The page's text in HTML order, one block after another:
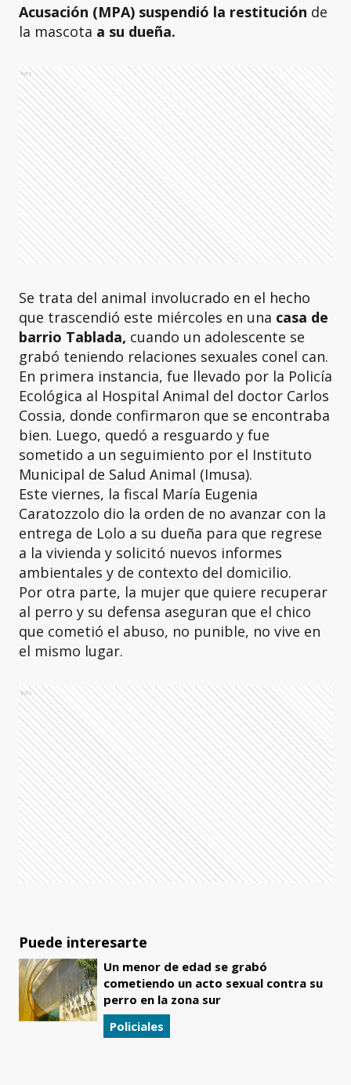
Acusación (MPA) suspendió la restitución de
la mascota a su dueña.
Ads
Se trata del animal involucrado en el hecho
que trascendió este miércoles en una casa de
barrio Tablada, cuando un adolescente se
grabó teniendo relaciones sexuales conel can.
En primera instancia, fue llevado por la Policía
Ecológica al Hospital Animal del doctor Carlos
Cossia, donde confirmaron que se encontraba
bien. Luego, quedó a resguardo y fue
sometido a un seguimiento por el Instituto
Municipal de Salud Animal (Imusa).
Este viernes, la fiscal María Eugenia
Caratozzolo dio la orden de no avanzar con la
entrega de Lolo a su dueña para que regrese
a la vivienda y solicitó nuevos informes
ambientales y de contexto del domicilio.
Por otra parte, la mujer que quiere recuperar
al perro y su defensa aseguran que el chico
que cometió el abuso, no punible, no vive en
el mismo lugar.
Ads
Puede interesarte
Un menor de edad se grabó
cometiendo un acto sexual contra su
perro en la zona sur
Policiales